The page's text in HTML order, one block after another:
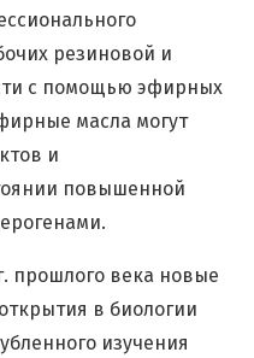
резиновой и
с помощью эфирных
масла могут
и
повышенной
прошлого века новые
в биологии
изучения